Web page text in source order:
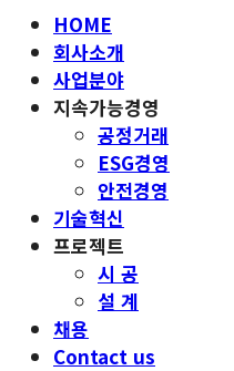
HOME
회사소개
사업분야
지속가능경영
공정거래
ESG경영
안전경영
기술혁신
프로젝트
시 공
설 계
채용
Contact us